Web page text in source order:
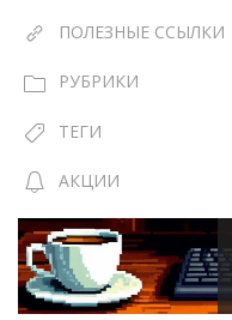
ПОЛЕЗНЫЕ ССЫЛКИ
РУБРИКИ
ТЕГИ
АКЦИИ